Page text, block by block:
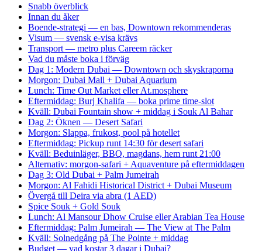
Snabb överblick
Innan du åker
Boende-strategi — en bas, Downtown rekommenderas
Visum — svensk e-visa krävs
Transport — metro plus Careem räcker
Vad du måste boka i förväg
Dag 1: Modern Dubai — Downtown och skyskraporna
Morgon: Dubai Mall + Dubai Aquarium
Lunch: Time Out Market eller At.mosphere
Eftermiddag: Burj Khalifa — boka prime time-slot
Kväll: Dubai Fountain show + middag i Souk Al Bahar
Dag 2: Öknen — Desert Safari
Morgon: Slappa, frukost, pool på hotellet
Eftermiddag: Pickup runt 14:30 för desert safari
Kväll: Beduinläger, BBQ, magdans, hem runt 21:00
Alternativ: morgon-safari + Aquaventure på eftermiddagen
Dag 3: Old Dubai + Palm Jumeirah
Morgon: Al Fahidi Historical District + Dubai Museum
Övergå till Deira via abra (1 AED)
Spice Souk + Gold Souk
Lunch: Al Mansour Dhow Cruise eller Arabian Tea House
Eftermiddag: Palm Jumeirah — The View at The Palm
Kväll: Solnedgång på The Pointe + middag
Budget — vad kostar 3 dagar i Dubai?